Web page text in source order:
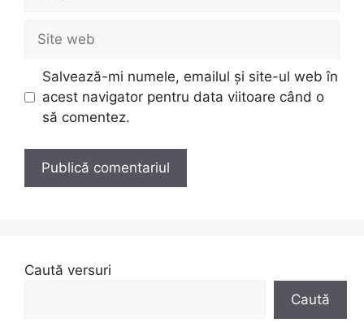
Site
web
Salvează-mi numele, emailul și site-ul web în
acest navigator pentru data viitoare când o
să comentez.
Caută versuri
Caută